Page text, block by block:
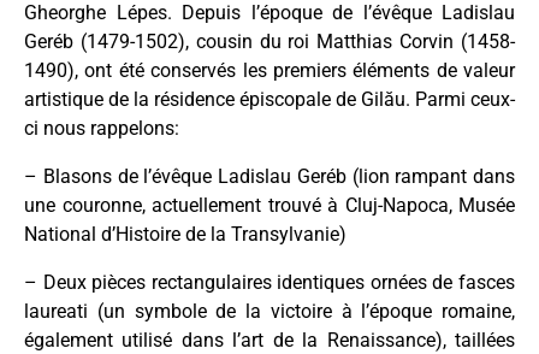
Gheorghe Lépes. Depuis l’époque de l’évêque Ladislau
Geréb (1479-1502), cousin du roi Matthias Corvin (1458-
1490), ont été conservés les premiers éléments de valeur
artistique de la résidence épiscopale de Gilău. Parmi ceux-
ci nous rappelons:
– Blasons de l’évêque Ladislau Geréb (lion rampant dans
une couronne, actuellement trouvé à Cluj-Napoca, Musée
National d’Histoire de la Transylvanie)
– Deux pièces rectangulaires identiques ornées de fasces
laureati (un symbole de la victoire à l’époque romaine,
également utilisé dans l’art de la Renaissance), taillées